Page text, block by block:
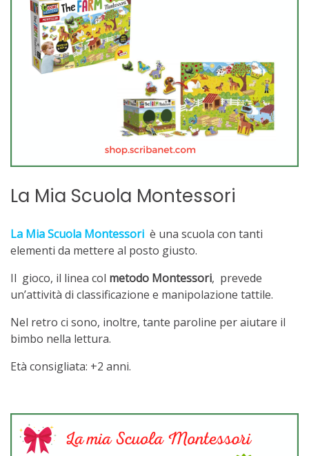
La Mia Scuola Montessori
La Mia Scuola Montessori è una scuola con tanti
elementi da mettere al posto giusto.
Il gioco, il linea col metodo Montessori, prevede
un’attività di classificazione e manipolazione tattile.
Nel retro ci sono, inoltre, tante paroline per aiutare il
bimbo nella lettura.
Età consigliata: +2 anni.